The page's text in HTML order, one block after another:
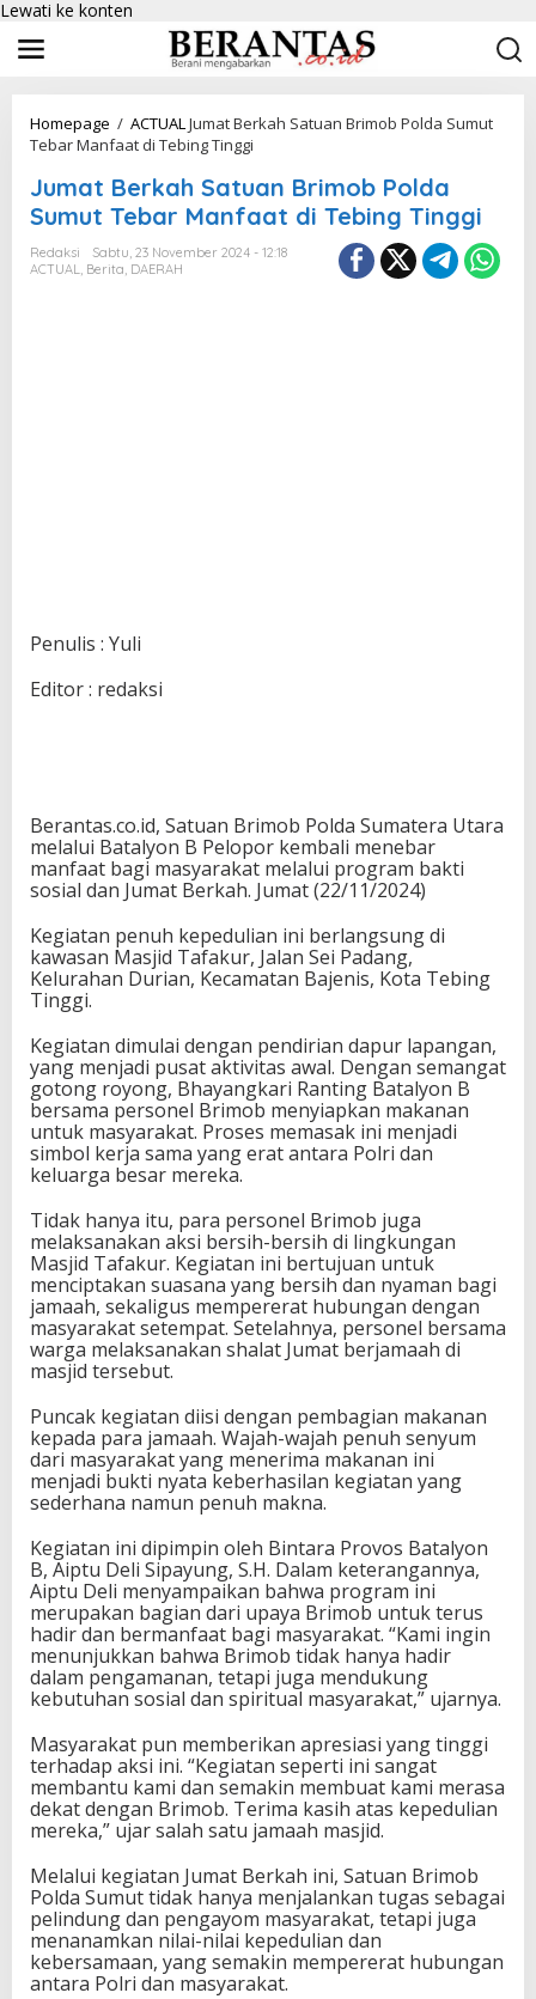
Lewati ke konten
Homepage / ACTUALJumat Berkah Satuan Brimob Polda Sumut
Tebar Manfaat di Tebing Tinggi
Jumat Berkah Satuan Brimob Polda
Sumut Tebar Manfaat di Tebing Tinggi
Redaksi
Sabtu, 23 November 2024 - 12:18
ACTUAL, Berita, DAERAH
Penulis : Yuli
Editor : redaksi
Berantas.co.id, Satuan Brimob Polda Sumatera Utara
melalui Batalyon B Pelopor kembali menebar
manfaat bagi masyarakat melalui program bakti
sosial dan Jumat Berkah. Jumat (22/11/2024)
Kegiatan penuh kepedulian ini berlangsung di
kawasan Masjid Tafakur, Jalan Sei Padang,
Kelurahan Durian, Kecamatan Bajenis, Kota Tebing
Tinggi.
Kegiatan dimulai dengan pendirian dapur lapangan,
yang menjadi pusat aktivitas awal. Dengan semangat
gotong royong, Bhayangkari Ranting Batalyon B
bersama personel Brimob menyiapkan makanan
untuk masyarakat. Proses memasak ini menjadi
simbol kerja sama yang erat antara Polri dan
keluarga besar mereka.
Tidak hanya itu, para personel Brimob juga
melaksanakan aksi bersih-bersih di lingkungan
Masjid Tafakur. Kegiatan ini bertujuan untuk
menciptakan suasana yang bersih dan nyaman bagi
jamaah, sekaligus mempererat hubungan dengan
masyarakat setempat. Setelahnya, personel bersama
warga melaksanakan shalat Jumat berjamaah di
masjid tersebut.
Puncak kegiatan diisi dengan pembagian makanan
kepada para jamaah. Wajah-wajah penuh senyum
dari masyarakat yang menerima makanan ini
menjadi bukti nyata keberhasilan kegiatan yang
sederhana namun penuh makna.
Kegiatan ini dipimpin oleh Bintara Provos Batalyon
B, Aiptu Deli Sipayung, S.H. Dalam keterangannya,
Aiptu Deli menyampaikan bahwa program ini
merupakan bagian dari upaya Brimob untuk terus
hadir dan bermanfaat bagi masyarakat. “Kami ingin
menunjukkan bahwa Brimob tidak hanya hadir
dalam pengamanan, tetapi juga mendukung
kebutuhan sosial dan spiritual masyarakat,” ujarnya.
Masyarakat pun memberikan apresiasi yang tinggi
terhadap aksi ini. “Kegiatan seperti ini sangat
membantu kami dan semakin membuat kami merasa
dekat dengan Brimob. Terima kasih atas kepedulian
mereka,” ujar salah satu jamaah masjid.
Melalui kegiatan Jumat Berkah ini, Satuan Brimob
Polda Sumut tidak hanya menjalankan tugas sebagai
pelindung dan pengayom masyarakat, tetapi juga
menanamkan nilai-nilai kepedulian dan
kebersamaan, yang semakin mempererat hubungan
antara Polri dan masyarakat.